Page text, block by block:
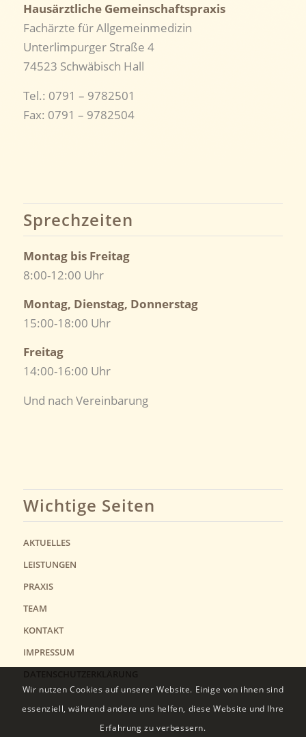
Hausärztliche Gemeinschaftspraxis
Fachärzte für Allgemeinmedizin
Unterlimpurger Straße 4
74523 Schwäbisch Hall
Tel.: 0791 – 9782501
Fax: 0791 – 9782504
Sprechzeiten
Montag bis Freitag
8:00-12:00 Uhr
Montag, Dienstag, Donnerstag
15:00-18:00 Uhr
Freitag
14:00-16:00 Uhr
Und nach Vereinbarung
Wichtige Seiten
AKTUELLES
LEISTUNGEN
PRAXIS
TEAM
KONTAKT
IMPRESSUM
Wir nutzen Cookies auf unserer Website. Einige von ihnen sind
essenziell, während andere uns helfen, diese Website und Ihre
Erfahrung zu verbessern.